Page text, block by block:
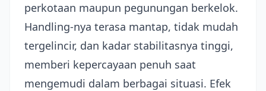
perkotaan maupun pegunungan berkelok.
Handling-nya terasa mantap, tidak mudah
tergelincir, dan kadar stabilitasnya tinggi,
memberi kepercayaan penuh saat
mengemudi dalam berbagai situasi. Efek